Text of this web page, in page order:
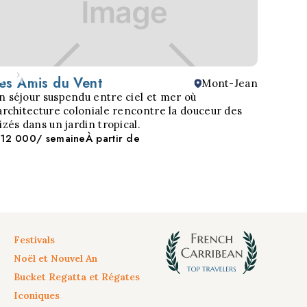
Amis du Vent
Mont-Jean
séjour suspendu entre ciel et mer où
coloniale rencontre la douceur des
dans un jardin tropical.
000/ semaineÀ partir de
Festivals
Noël et Nouvel An
Bucket Regatta et Régates
Iconiques